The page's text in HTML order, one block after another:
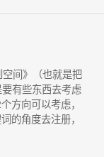
间》（也就是把
有些东西去考虑
方向可以考虑，
的角度去注册，